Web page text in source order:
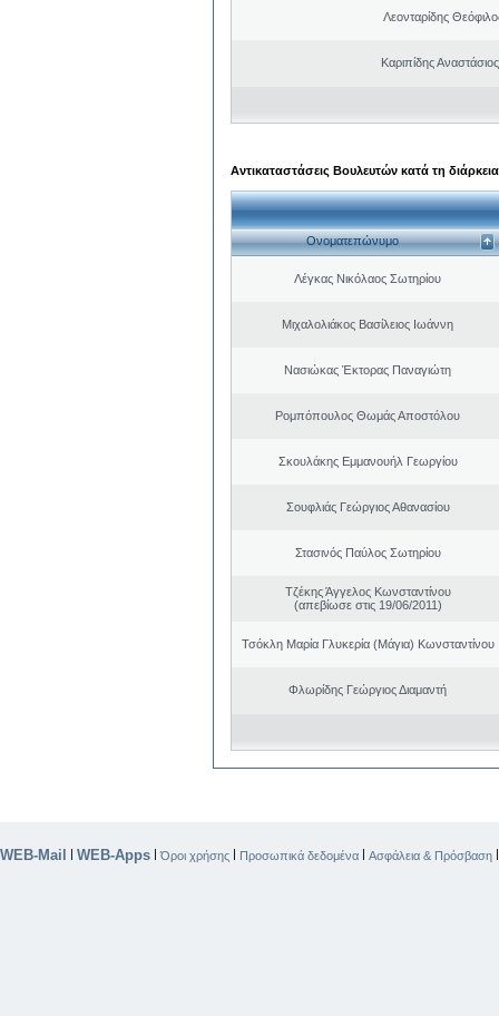
Λεονταρίδης
Καριπίδης
Αντικαταστάσεις Βουλευτών κατά τη
Ονοματεπώνυμο
Λέγκας Νικόλαος Σωτηρίου
Μιχαλολιάκος Βασίλειος Ιωάννη
Νασιώκας Έκτορας Παναγιώτη
Ρομπόπουλος Θωμάς Αποστόλου
Σκουλάκης Εμμανουήλ Γεωργίου
Σουφλιάς Γεώργιος Αθανασίου
Στασινός Παύλος Σωτηρίου
Τζέκης Άγγελος Κωνσταντίνου
(απεβίωσε στις 19/06/2011)
Τσόκλη Μαρία Γλυκερία (Μάγια) Κωνσταντίνου
Φλωρίδης Γεώργιος Διαμαντή
WEB-Mail | WEB-Apps |Όροι χρήσης | Προσωπικά δεδομένα | Ασφάλεια & Πρόσβαση